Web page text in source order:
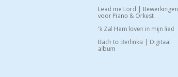
Lead me Lord | Bewerkingen
voor Piano & Orkest
'k Zal Hem loven in mijn lied
Bach to Berlinksi | Digitaal
album